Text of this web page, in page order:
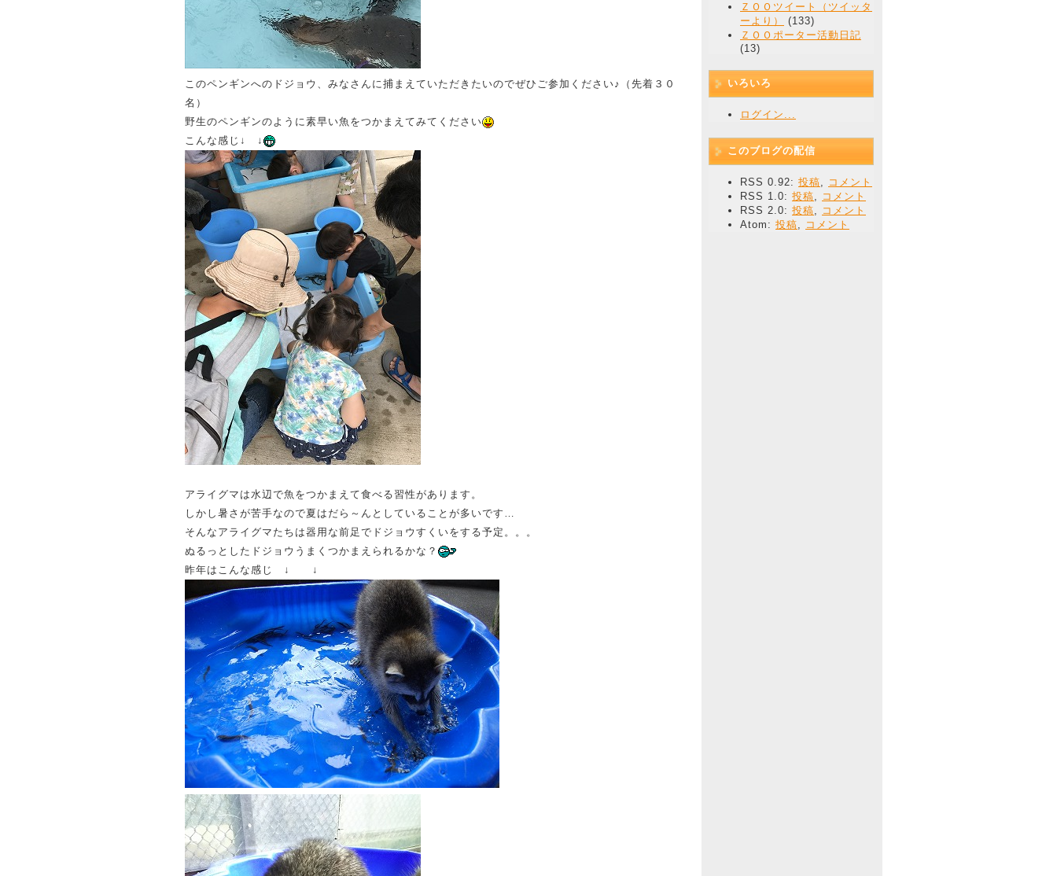
このペンギンへのドジョウ、みなさんに捕まえていただきたいのでぜひご参加ください♪（先着３０
名）
野生のペンギンのように素早い魚をつかまえてみてください
こんな感じ↓ ↓
アライグマは水辺で魚をつかまえて食べる習性があります。
しかし暑さが苦手なので夏はだら～んとしていることが多いです…
そんなアライグマたちは器用な前足でドジョウすくいをする予定。。。
ぬるっとしたドジョウうまくつかまえられるかな？
昨年はこんな感じ ↓ ↓
ＺＯＯツイート（ツイッタ
ーより）
(133)
ＺＯＯポーター活動日記
(13)
いろいろ
ログイン...
このブログの配信
RSS 0.92: 投稿, コメント
RSS 1.0: 投稿, コメント
RSS 2.0: 投稿, コメント
Atom: 投稿, コメント